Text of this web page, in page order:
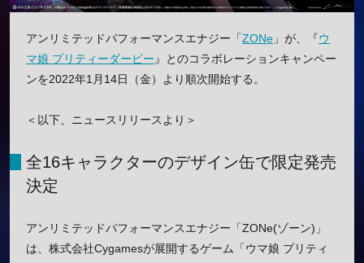
アンリミテッドパフォーマンスエナジー「ZONe 」が、『ウ
マ娘 プリティーダービー』とのコラボレーションキャンペー
ンを2022年1月14日（金）より順次開始する。
＜以下、ニュースリリースより＞
全16キャラクターのデザイン缶で限定発売
決定
アンリミテッドパフォーマンスエナジー「ZONe(ゾーン)」
は、株式会社Cygamesが展開するゲーム「ウマ娘 プリティ